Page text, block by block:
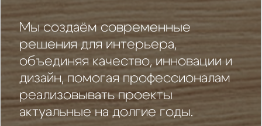
Мы создаём современные
решения для интерьера,
объединяя качество, инновации и
дизайн, помогая профессионалам
реализовывать проекты
актуальные на долгие годы.